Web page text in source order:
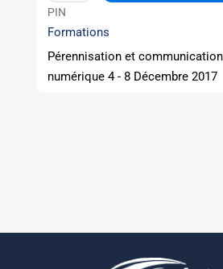
PIN
Formations
Pérennisation et
numérique 4 - 8 Décembre 2017